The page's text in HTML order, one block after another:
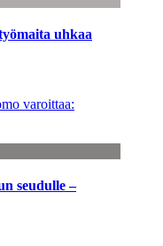
uhkaa
varoittaa:
seudulle –